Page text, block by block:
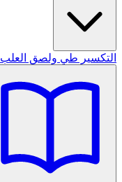
التكسير طي ولصق العلب